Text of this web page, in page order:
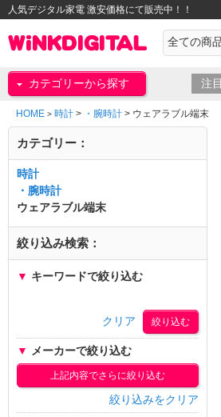
人気デジタル家電 激安価格にて販売中！！
カテゴリーから探す 注目
HOME > 時計 > ・腕時計 > ウェアラブル端末
カテゴリー：
時計
・腕時計
ウェアラブル端末
絞り込み検索：
▼ キーワードで絞り込む
クリア
▼ メーカーで絞り込む
上記内容でさらに絞り込む
絞り込みをクリア